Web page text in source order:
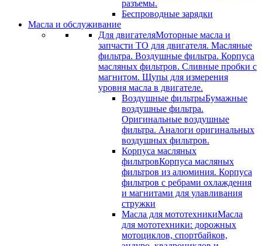
разъемы.
Беспроводные зарядки
Масла и обслуживание
Для двигателяМоторные масла и
запчасти ТО для двигателя. Масляные
фильтра. Воздушные фильтра. Корпуса
масляных фильтров. Сливные пробки с
магнитом. Щупы для измерения
уровня масла в двигателе.
Воздушные фильтрыБумажные
воздушные фильтра.
Оригинальные воздушные
фильтра. Аналоги оригинальных
воздушных фильтров.
Корпуса масляных
фильтровКорпуса масляных
фильтров из алюминия. Корпуса
фильтров с ребрами охлаждения
и магнитами для улавливания
стружки
Масла для мототехникиМасла
для мототехники: дорожных
мотоциклов, спортбайков,